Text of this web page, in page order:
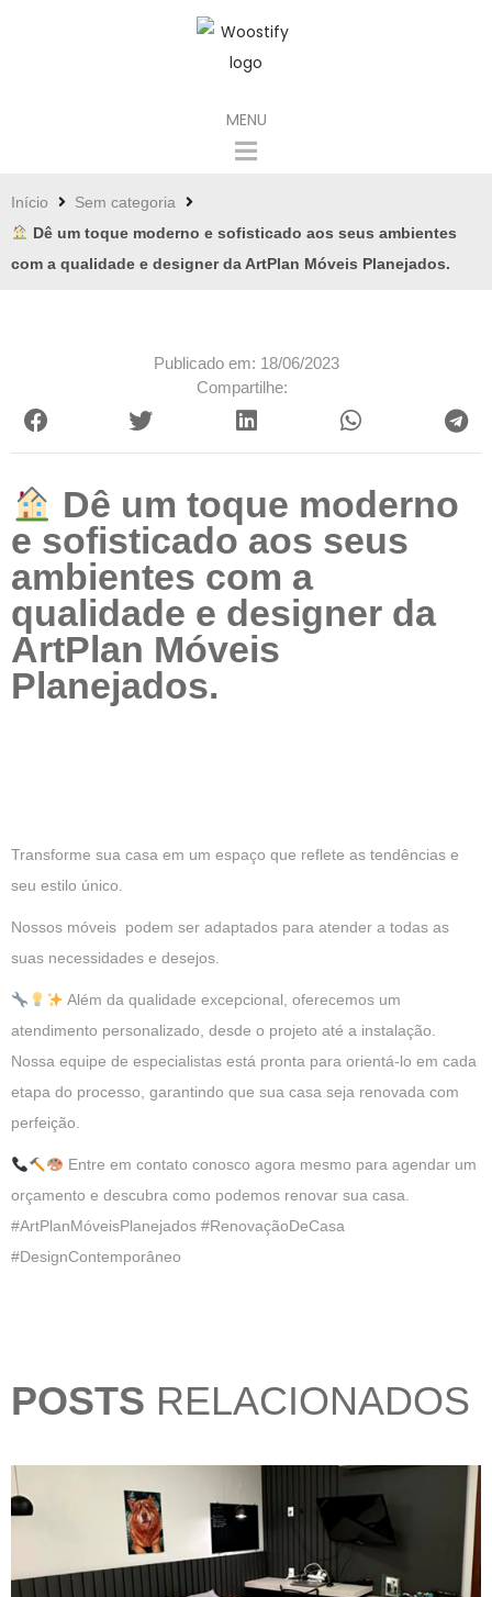
MENU
Início
Sem categoria
Dê um toque moderno e sofisticado aos seus ambientes
com a qualidade e designer da ArtPlan Móveis Planejados.
Publicado em: 18/06/2023
Compartilhe:
Dê um toque moderno
e sofisticado aos seus
ambientes com a
qualidade e designer da
ArtPlan Móveis
Planejados.
Transforme sua casa em um espaço que reflete as tendências e
seu estilo único.
Nossos móveis podem ser adaptados para atender a todas as
suas necessidades e desejos.
Além da qualidade excepcional, oferecemos um
atendimento personalizado, desde o projeto até a instalação.
Nossa equipe de especialistas está pronta para orientá-lo em cada
etapa do processo, garantindo que sua casa seja renovada com
perfeição.
Entre em contato conosco agora mesmo para agendar um
orçamento e descubra como podemos renovar sua casa.
#ArtPlanMóveisPlanejados #RenovaçãoDeCasa
#DesignContemporâneo
POSTS RELACIONADOS